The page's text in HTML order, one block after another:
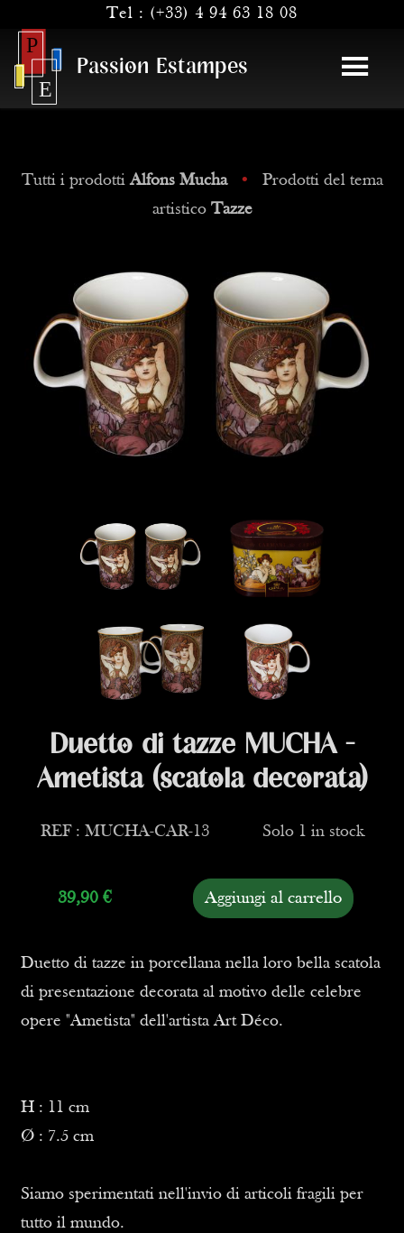
Tel : (+33) 4 94 63 18 08
Passion Estampes
Tutti i prodottiAlfons Mucha •
Prodotti del tema
artistico Tazze
Duetto di tazze MUCHA -
Ametista (scatola decorata)
REF : MUCHA-CAR-13 Solo 1 in stock
39,90 € Aggiungi al carrello
Duetto di tazze in porcellana nella loro bella scatola
di presentazione decorata al motivo delle celebre
opere "Ametista" dell'artista Art Déco.
H : 11 cm
Ø : 7.5 cm
Siamo sperimentati nell'invio di articoli fragili per
tutto il mundo.